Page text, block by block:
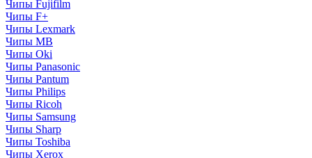
Чипы Fujifilm
Чипы F+
Чипы Lexmark
Чипы MB
Чипы Oki
Чипы Panasonic
Чипы Pantum
Чипы Philips
Чипы Ricoh
Чипы Samsung
Чипы Sharp
Чипы Toshiba
Чипы Xerox